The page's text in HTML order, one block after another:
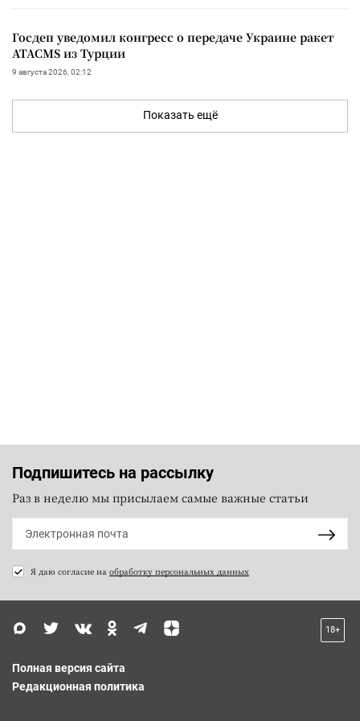
Госдеп уведомил конгресс о передаче Украине ракет
ATACMS из Турции
9 августа 2026, 02:12
Показать ещё
Подпишитесь на рассылку
Раз в неделю мы присылаем самые важные статьи
Я даю согласие на обработку персональных данных
18+
Полная версия сайта
Редакционная политика